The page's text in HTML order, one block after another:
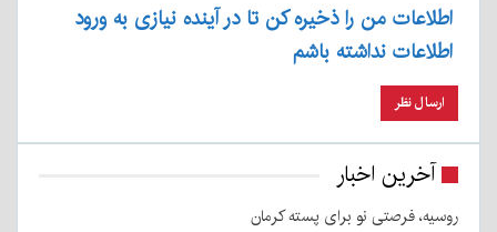
اطلاعات من را ذخیره کن تا در آینده نیازی به ورود
اطلاعات نداشته باشم
آخرین اخبار
روسیه، فرصتی نو برای پسته کرمان